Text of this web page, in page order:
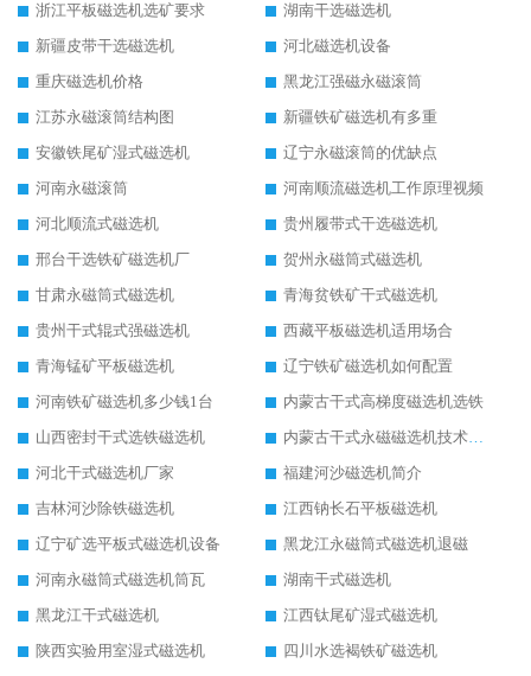
浙江平板磁选机选矿要求
湖南干选磁选机
新疆皮带干选磁选机
河北磁选机设备
重庆磁选机价格
黑龙江强磁永磁滚筒
江苏永磁滚筒结构图
新疆铁矿磁选机有多重
安徽铁尾矿湿式磁选机
辽宁永磁滚筒的优缺点
河南永磁滚筒
河南顺流磁选机工作原理视频
河北顺流式磁选机
贵州履带式干选磁选机
邢台干选铁矿磁选机厂
贺州永磁筒式磁选机
甘肃永磁筒式磁选机
青海贫铁矿干式磁选机
贵州干式辊式强磁选机
西藏平板磁选机适用场合
青海锰矿平板磁选机
辽宁铁矿磁选机如何配置
河南铁矿磁选机多少钱1台
内蒙古干式高梯度磁选机选铁
山西密封干式选铁磁选机
内蒙古干式永磁磁选机技术要求
河北干式磁选机厂家
福建河沙磁选机简介
吉林河沙除铁磁选机
江西钠长石平板磁选机
辽宁矿选平板式磁选机设备
黑龙江永磁筒式磁选机退磁
河南永磁筒式磁选机筒瓦
湖南干式磁选机
黑龙江干式磁选机
江西钛尾矿湿式磁选机
陕西实验用室湿式磁选机
四川水选褐铁矿磁选机